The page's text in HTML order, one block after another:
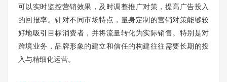
可以实时监控营销效果，及时调整推广对策，提高广告投入
的回报率。针对不同市场特点，量身定制的营销对策能够较
好地吸引目标消费者，并将流量转化为实际销售。特别是对
跨境业务，品牌形象的建立和信任的构建往往需要长期的投
入与精细化运营。